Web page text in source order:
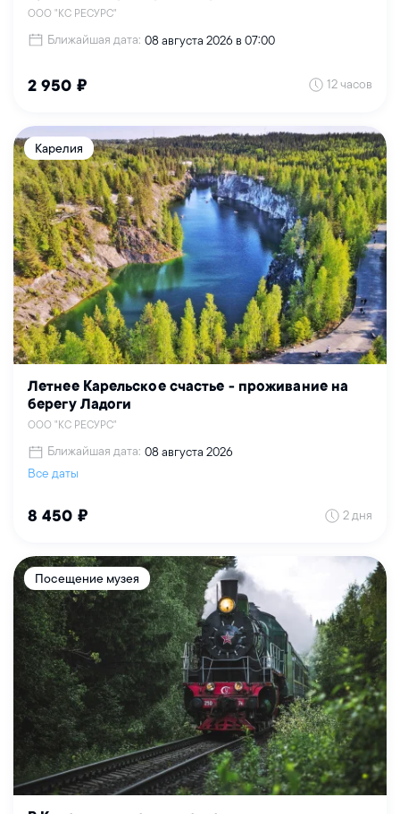
ООО "КС РЕСУРС"
Ближайшая дата: 08 августа 2026 в 07:00
2 950 ₽ 12 часов
Карелия
Летнее Карельское счастье - проживание на
берегу Ладоги
ООО "КС РЕСУРС"
Ближайшая дата: 08 августа 2026
Все даты
8 450 ₽ 2 дня
Посещение музея